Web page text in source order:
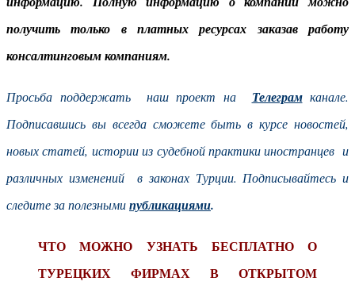
получить только в платных ресурсах заказав работу
консалтинговым компаниям.
Просьба поддержать наш проект на Телеграмканале.
Подписавшись вы всегда сможете быть в курсе новостей,
новых статей, истории из судебной практики иностранцев и
различных изменений в законах Турции. Подписывайтесь и
следите за полезнымипубликациями.
ЧТО МОЖНО УЗНАТЬ БЕСПЛАТНО О
ТУРЕЦКИХ ФИРМАХ В ОТКРЫТОМ